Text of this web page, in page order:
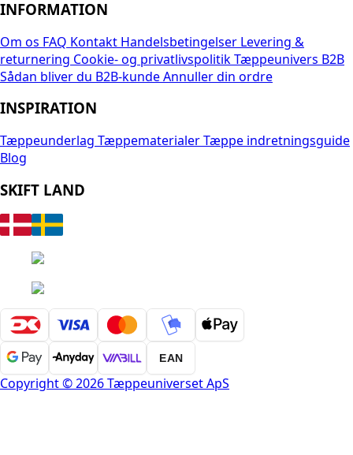
INFORMATION
Om os FAQ Kontakt Handelsbetingelser Levering &
returnering Cookie- og privatlivspolitikTæppeunivers B2B
Sådan bliver du B2B-kundeAnnuller din ordre
INSPIRATION
Tæppeunderlag TæppematerialerTæppe indretningsguide
Blog
SKIFT LAND
EAN
Copyright © 2026 Tæppeuniverset ApS